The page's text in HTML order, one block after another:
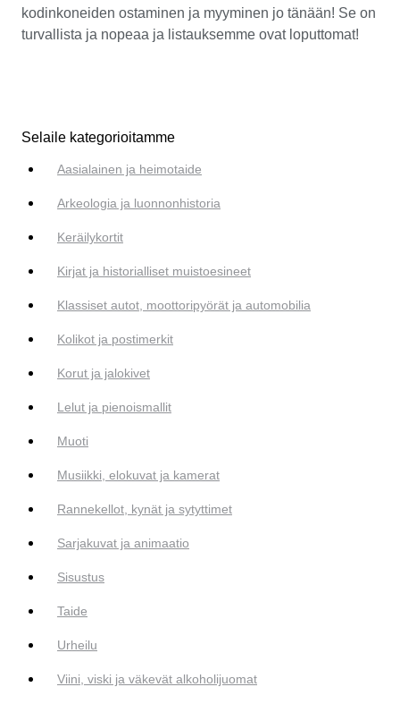
kodinkoneiden ostaminen ja myyminen jo tänään! Se on
turvallista ja nopeaa ja listauksemme ovat loputtomat!
Selaile kategorioitamme
Aasialainen ja heimotaide
Arkeologia ja luonnonhistoria
Keräilykortit
Kirjat ja historialliset muistoesineet
Klassiset autot, moottoripyörät ja automobilia
Kolikot ja postimerkit
Korut ja jalokivet
Lelut ja pienoismallit
Muoti
Musiikki, elokuvat ja kamerat
Rannekellot, kynät ja sytyttimet
Sarjakuvat ja animaatio
Sisustus
Taide
Urheilu
Viini, viski ja väkevät alkoholijuomat